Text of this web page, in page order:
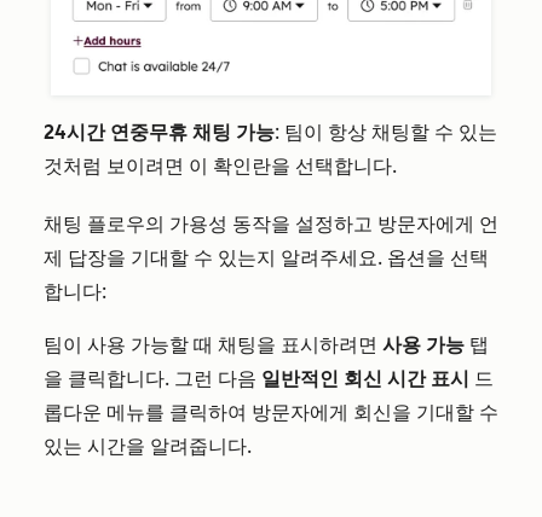
24시간 연중무휴 채팅 가능: 팀이 항상 채팅할 수 있는
것처럼 보이려면 이 확인란을 선택합니다.
채팅 플로우의 가용성 동작을 설정하고 방문자에게 언
제 답장을 기대할 수 있는지 알려주세요. 옵션을 선택
합니다:
팀이 사용 가능할 때 채팅을 표시하려면 사용 가능 탭
을 클릭합니다. 그런 다음 일반적인 회신 시간 표시 드
롭다운 메뉴를 클릭하여 방문자에게 회신을 기대할 수
있는 시간을 알려줍니다.